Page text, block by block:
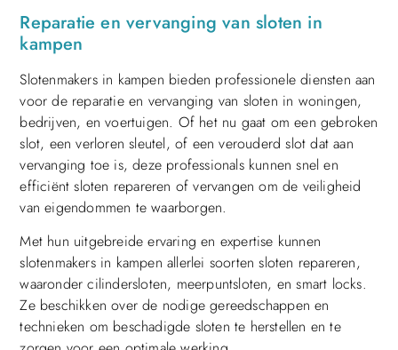
Reparatie en vervanging van sloten in
kampen
Slotenmakers in kampen bieden professionele diensten aan
voor de reparatie en vervanging van sloten in woningen,
bedrijven, en voertuigen. Of het nu gaat om een gebroken
slot, een verloren sleutel, of een verouderd slot dat aan
vervanging toe is, deze professionals kunnen snel en
efficiënt sloten repareren of vervangen om de veiligheid
van eigendommen te waarborgen.
Met hun uitgebreide ervaring en expertise kunnen
slotenmakers in kampen allerlei soorten sloten repareren,
waaronder cilindersloten, meerpuntsloten, en smart locks.
Ze beschikken over de nodige gereedschappen en
technieken om beschadigde sloten te herstellen en te